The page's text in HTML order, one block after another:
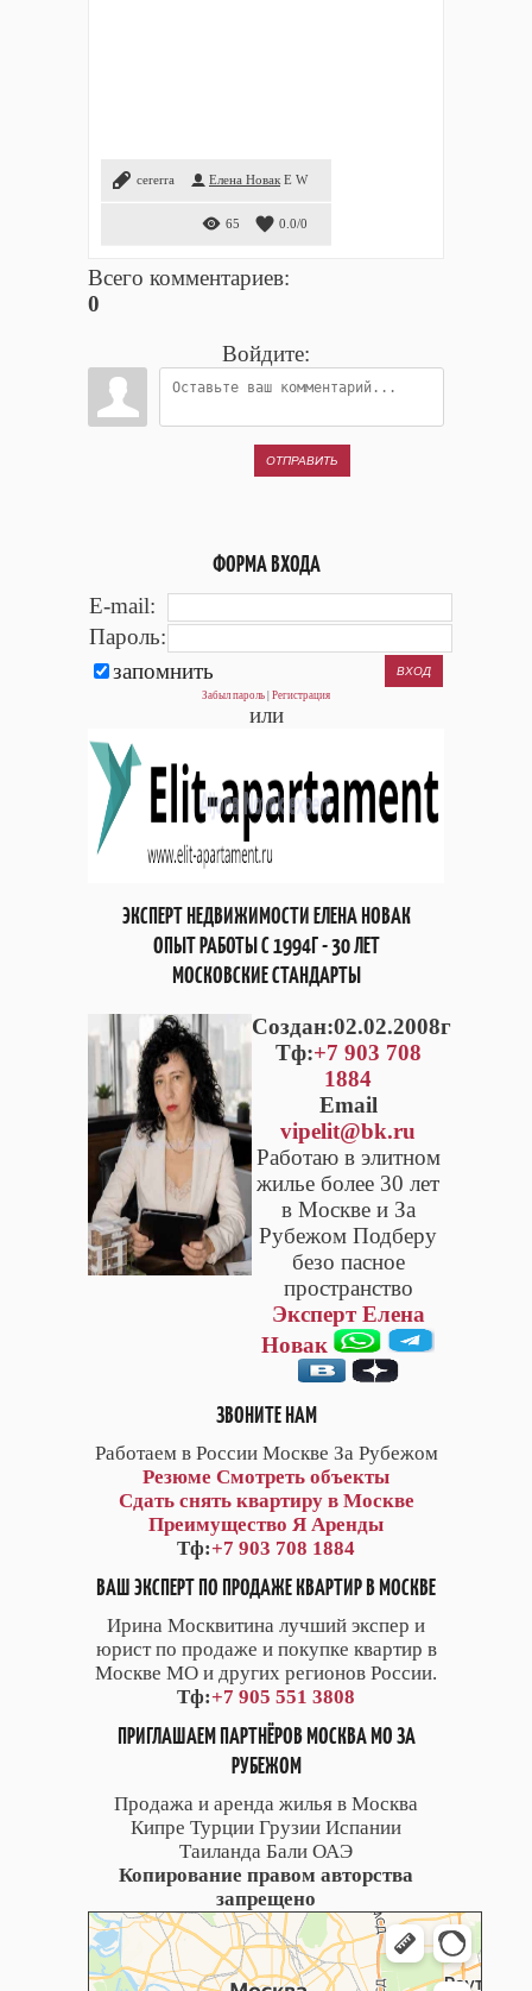
cererra Елена Новак E W
65 0.0/0
Всего комментариев:
0
Войдите:
ОТПРАВИТЬ
ФОРМА ВХОДА
E-mail:
Пароль:
запомнить
Забыл пароль Регистрация
или
ЭКСПЕРТ НЕДВИЖИМОСТИ ЕЛЕНА НОВАК
ОПЫТ РАБОТЫ С 1994Г - 30 ЛЕТ
МОСКОВСКИЕ СТАНДАРТЫ
Cоздан:02.02.2008г
Тф:+7 903 708
1884
Email
vipelit@bk.ru
Работаю в элитном
жилье более 30 лет
в Москве и За
Рубежом Подберу
безо пасное
пространство
Эксперт Елена
Новак
ЗВОНИТЕ НАМ
Работаем в России Москве За Рубежом
Резюме Смотреть объекты
Сдать снять квартиру в Москве
Преимущество Я Аренды
Тф:+7 903 708 1884
ВАШ ЭКСПЕРТ ПО ПРОДАЖЕ КВАРТИР В МОСКВЕ
Ирина Москвитина лучший экспер и
юрист по продаже и покупке квартир в
Москве МО и других регионов России.
Тф:+7 905 551 3808
ПРИГЛАШАЕМ ПАРТНЁРОВ МОСКВА МО ЗА
РУБЕЖОМ
Продажа и аренда жилья в Москва
Кипре Турции Грузии Испании
Таиланда Бали ОАЭ
Копирование правом авторства
запрещено